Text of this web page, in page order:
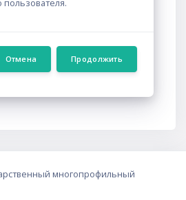
Отмена Продолжить
многопрофильный